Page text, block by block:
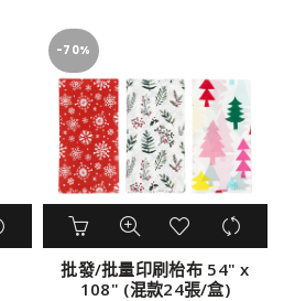
-70%
批發/批量印刷枱布 54" x
108" (混款24張/盒)